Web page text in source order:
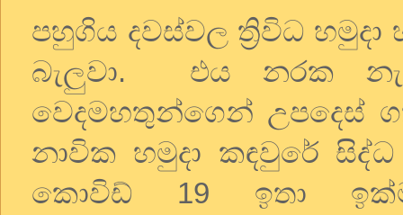
පහුගිය දවස්වල ත්‍රිවිධ හමුදා
බැලුවා. එය නරක
වෙදමහතුන්ගෙන් උපදෙස්
නාවික හමුදා කඳවුරේ
කොවිඩ් 19 ඉතා